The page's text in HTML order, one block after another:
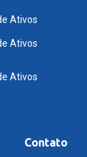
Ativos
Ativos
Ativos
Contato